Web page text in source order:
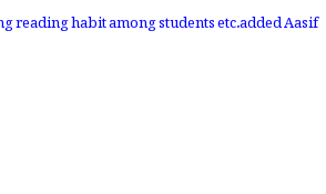
reading habit among students etc.added Aasif.